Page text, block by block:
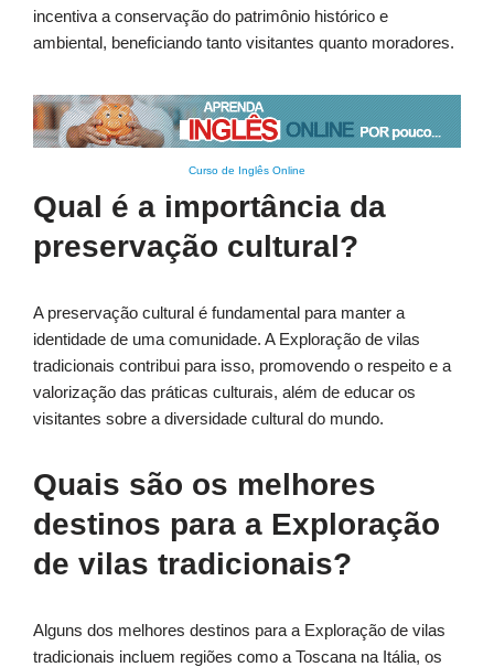
incentiva a conservação do patrimônio histórico e
ambiental, beneficiando tanto visitantes quanto moradores.
Curso de Inglês Online
Qual é a importância da
preservação cultural?
A preservação cultural é fundamental para manter a
identidade de uma comunidade. A Exploração de vilas
tradicionais contribui para isso, promovendo o respeito e a
valorização das práticas culturais, além de educar os
visitantes sobre a diversidade cultural do mundo.
Quais são os melhores
destinos para a Exploração
de vilas tradicionais?
Alguns dos melhores destinos para a Exploração de vilas
tradicionais incluem regiões como a Toscana na Itália, os